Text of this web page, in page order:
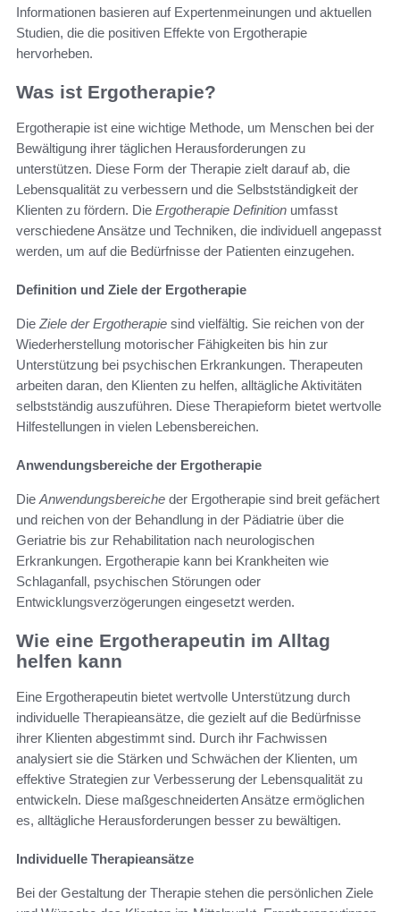
Informationen basieren auf Expertenmeinungen und aktuellen
Studien, die die positiven Effekte von Ergotherapie
hervorheben.
Was ist Ergotherapie?
Ergotherapie ist eine wichtige Methode, um Menschen bei der
Bewältigung ihrer täglichen Herausforderungen zu
unterstützen. Diese Form der Therapie zielt darauf ab, die
Lebensqualität zu verbessern und die Selbstständigkeit der
Klienten zu fördern. Die Ergotherapie Definition umfasst
verschiedene Ansätze und Techniken, die individuell angepasst
werden, um auf die Bedürfnisse der Patienten einzugehen.
Definition und Ziele der Ergotherapie
Die Ziele der Ergotherapie sind vielfältig. Sie reichen von der
Wiederherstellung motorischer Fähigkeiten bis hin zur
Unterstützung bei psychischen Erkrankungen. Therapeuten
arbeiten daran, den Klienten zu helfen, alltägliche Aktivitäten
selbstständig auszuführen. Diese Therapieform bietet wertvolle
Hilfestellungen in vielen Lebensbereichen.
Anwendungsbereiche der Ergotherapie
Die Anwendungsbereiche der Ergotherapie sind breit gefächert
und reichen von der Behandlung in der Pädiatrie über die
Geriatrie bis zur Rehabilitation nach neurologischen
Erkrankungen. Ergotherapie kann bei Krankheiten wie
Schlaganfall, psychischen Störungen oder
Entwicklungsverzögerungen eingesetzt werden.
Wie eine Ergotherapeutin im Alltag
helfen kann
Eine Ergotherapeutin bietet wertvolle Unterstützung durch
individuelle Therapieansätze, die gezielt auf die Bedürfnisse
ihrer Klienten abgestimmt sind. Durch ihr Fachwissen
analysiert sie die Stärken und Schwächen der Klienten, um
effektive Strategien zur Verbesserung der Lebensqualität zu
entwickeln. Diese maßgeschneiderten Ansätze ermöglichen
es, alltägliche Herausforderungen besser zu bewältigen.
Individuelle Therapieansätze
Bei der Gestaltung der Therapie stehen die persönlichen Ziele